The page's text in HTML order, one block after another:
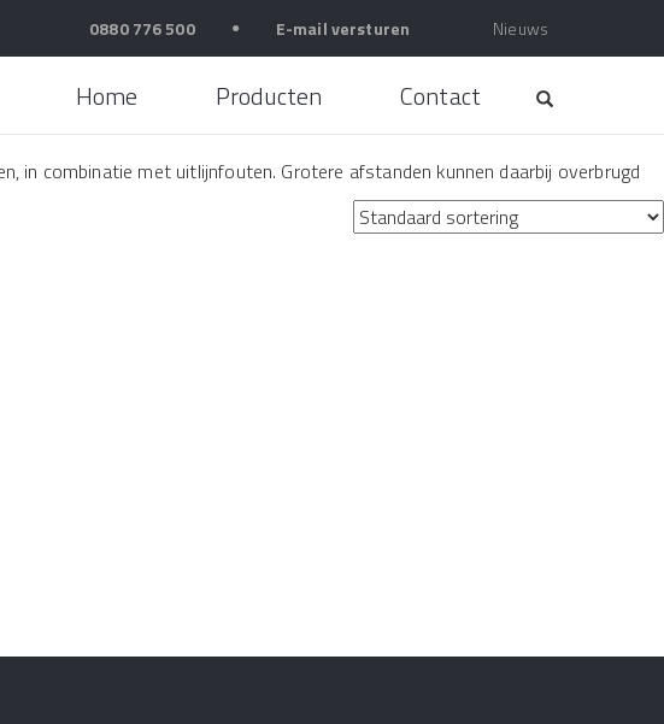
0880 776 500 ● E-mail versturen Nieuws
Home Producten Contact
in combinatie met uitlijnfouten. Grotere afstanden kunnen daarbij overbrugd